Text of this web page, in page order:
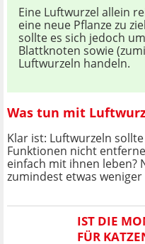
Eine Luftwurzel allein
eine neue Pflanze zu
sollte es sich jedoch
Blattknoten sowie
Luftwurzeln handeln.
Was tun mit
Klar ist: Luftwurzeln
Funktionen nicht
einfach mit ihnen leben?
zumindest etwas
IST DIE
FÜR